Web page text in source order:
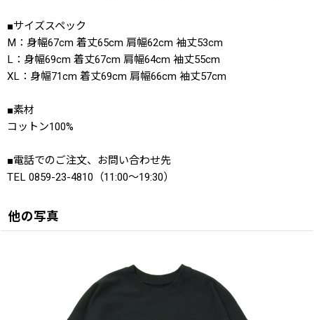
■サイズスペック
M：身幅67cm 着丈65cm 肩幅62cm 袖丈53cm
L：身幅69cm 着丈67cm 肩幅64cm 袖丈55cm
XL：身幅71cm 着丈69cm 肩幅66cm 袖丈57cm
■素材
コットン100%
■電話でのご注文、お問い合わせ先
TEL 0859-23-4810（11:00〜19:30）
他の写真